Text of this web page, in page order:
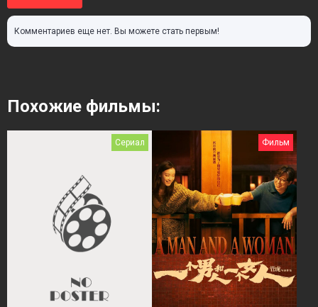
Комментариев еще нет. Вы можете стать первым!
Похожие фильмы:
Сериал Фильм